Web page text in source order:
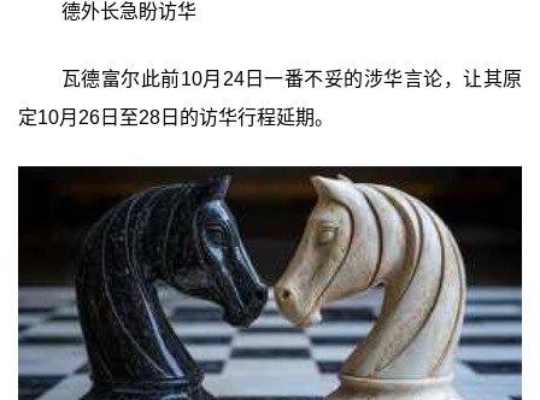
德外长急盼访华
瓦德富尔此前10月24日一番不妥的涉华言论，让其原
定10月26日至28日的访华行程延期。